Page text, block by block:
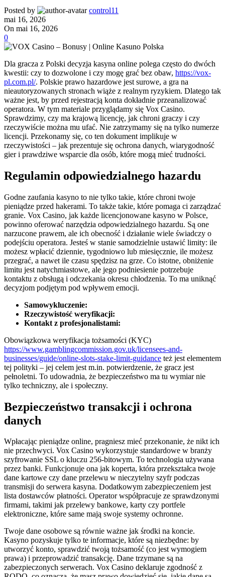
Posted by
control11
mai 16, 2026
On mai 16, 2026
0
Dla gracza z Polski decyzja kasyna online polega często do dwóch
kwestii: czy to dozwolone i czy mogę grać bez obaw, https://vox-
pl.com.pl/. Polskie prawo hazardowe jest surowe, a gra na
nieautoryzowanych stronach wiąże z realnym ryzykiem. Dlatego tak
ważne jest, by przed rejestracją konta dokładnie przeanalizować
operatora. W tym materiale przyglądamy się Vox Casino.
Sprawdzimy, czy ma krajową licencję, jak chroni graczy i czy
rzeczywiście można mu ufać. Nie zatrzymamy się na tylko numerze
licencji. Przekonamy się, co ten dokument implikuje w
rzeczywistości – jak prezentuje się ochrona danych, wiarygodność
gier i prawdziwe wsparcie dla osób, które mogą mieć trudności.
Regulamin odpowiedzialnego hazardu
Godne zaufania kasyno to nie tylko takie, które chroni twoje
pieniądze przed hakerami. To także takie, które pomaga ci zarządzać
granie. Vox Casino, jak każde licencjonowane kasyno w Polsce,
powinno oferować narzędzia odpowiedzialnego hazardu. Są one
narzucone prawem, ale ich obecność i działanie wiele świadczy o
podejściu operatora. Jesteś w stanie samodzielnie ustawić limity: ile
możesz wpłacić dziennie, tygodniowo lub miesięcznie, ile możesz
przegrać, a nawet ile czasu spędzisz na grze. Co istotne, obniżenie
limitu jest natychmiastowe, ale jego podniesienie potrzebuje
kontaktu z obsługą i odczekania okresu chłodzenia. To ma uniknąć
decyzjom podjętym pod wpływem emocji.
Samowykluczenie:
Rzeczywistość weryfikacji:
Kontakt z profesjonalistami:
Obowiązkowa weryfikacja tożsamości (KYC)
https://www.gamblingcommission.gov.uk/licensees-and-
businesses/guide/online-slots-stake-limit-guidance też jest elementem
tej polityki – jej celem jest m.in. potwierdzenie, że gracz jest
pełnoletni. To udowadnia, że bezpieczeństwo ma tu wymiar nie
tylko techniczny, ale i społeczny.
Bezpieczeństwo transakcji i ochrona
danych
Wpłacając pieniądze online, pragniesz mieć przekonanie, że nikt ich
nie przechwyci. Vox Casino wykorzystuje standardowe w branży
szyfrowanie SSL o kluczu 256-bitowym. To technologia używana
przez banki. Funkcjonuje ona jak koperta, która przekształca twoje
dane kartowe czy dane przelewu w nieczytelny szyfr podczas
transmisji do serwera kasyna. Dodatkowym zabezpieczeniem jest
lista dostawców płatności. Operator współpracuje ze sprawdzonymi
firmami, takimi jak przelewy bankowe, karty czy portfele
elektroniczne, które same mają swoje systemy ochronne.
Twoje dane osobowe są równie ważne jak środki na koncie.
Kasyno pozyskuje tylko te informacje, które są niezbędne: by
utworzyć konto, sprawdzić twoją tożsamość (co jest wymogiem
prawa) i przeprowadzić transakcję. Dane trzymane są na
zabezpieczonych serwerach. Vox Casino deklaruje zgodność z